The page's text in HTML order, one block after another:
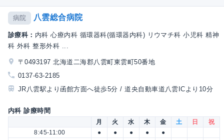
病院 八雲総合病院
診療科： 内科 心療内科 循環器科(循環器内科) リウマチ科 小児科 精神
科 外科 整形外科 ...
〒0493197 北海道二海郡八雲町東雲町50番地
0137-63-2185
JR八雲駅より函館方面へ徒歩5分 / 道央自動車道八雲ICより10分
内科 診療時間
月 火 水 木 金 土 日
祝
8:45-11:00
● ● ● ●
●